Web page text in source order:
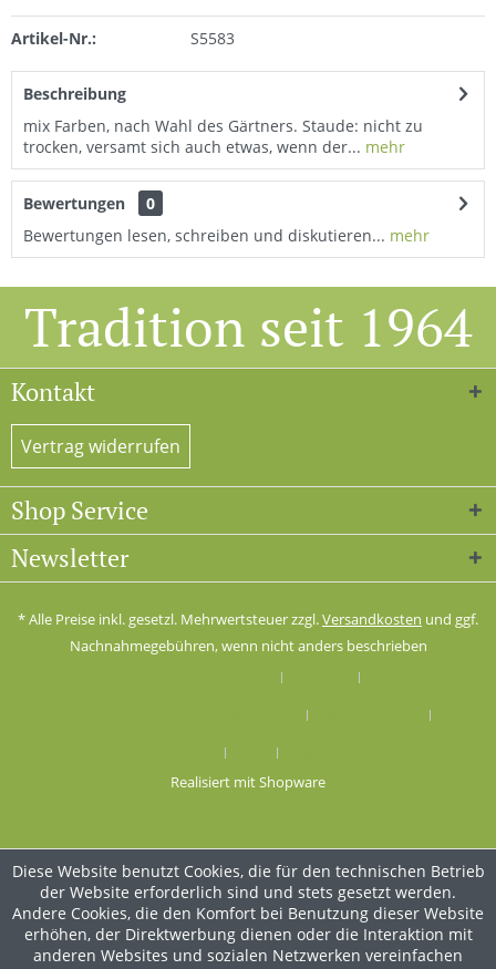
Artikel-Nr.: S5583
Beschreibung
mix Farben, nach Wahl des Gärtners. Staude: nicht zu
trocken, versamt sich auch etwas, wenn der... mehr
Bewertungen
0
Bewertungen lesen, schreiben und diskutieren... mehr
Tradition seit 1964
Kontakt
Vertrag widerrufen
Shop Service
Newsletter
* Alle Preise inkl. gesetzl. Mehrwertsteuer zzgl.Versandkosten und ggf.
Nachnahmegebühren, wenn nicht anders beschrieben
Realisiert mit Shopware
Diese Website benutzt Cookies, die für den technischen Betrieb
der Website erforderlich sind und stets gesetzt werden.
Andere Cookies, die den Komfort bei Benutzung dieser Website
erhöhen, der Direktwerbung dienen oder die Interaktion mit
anderen Websites und sozialen Netzwerken vereinfachen